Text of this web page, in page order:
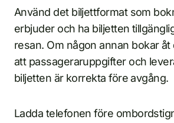
Använd det biljettformat som
erbjuder och ha biljetten
resan. Om någon annan bokar
att passageraruppgifter och
biljetten är korrekta före avgång.
Ladda telefonen före